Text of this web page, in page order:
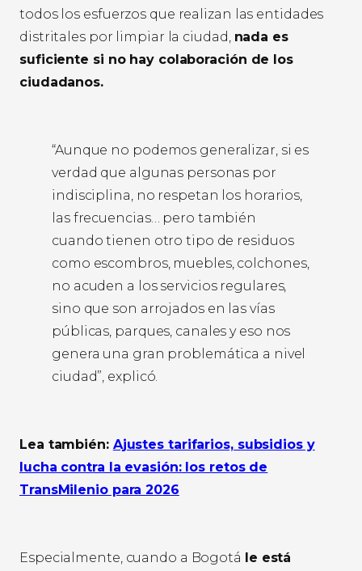
todos los esfuerzos que realizan las entidades
distritales por limpiar la ciudad, nada es
suficiente si no hay colaboración de los
ciudadanos.
“Aunque no podemos generalizar, si es
verdad que algunas personas por
indisciplina, no respetan los horarios,
las frecuencias… pero también
cuando tienen otro tipo de residuos
como escombros, muebles, colchones,
no acuden a los servicios regulares,
sino que son arrojados en las vías
públicas, parques, canales y eso nos
genera una gran problemática a nivel
ciudad”, explicó.
Lea también: Ajustes tarifarios, subsidios y
lucha contra la evasión: los retos de
TransMilenio para 2026
Especialmente, cuando a Bogotá le está